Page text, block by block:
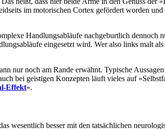
im motorischen Cortex gefördert worden
Handlungsabläufe nachgeburtlich dennoch
eingesetzt wird. Wer also links malt
nur noch am Rande erwähnt. Typische
bei geistigen Konzepten läuft vieles auf
Effekt«.
wesentlich besser mit den tatsächlichen